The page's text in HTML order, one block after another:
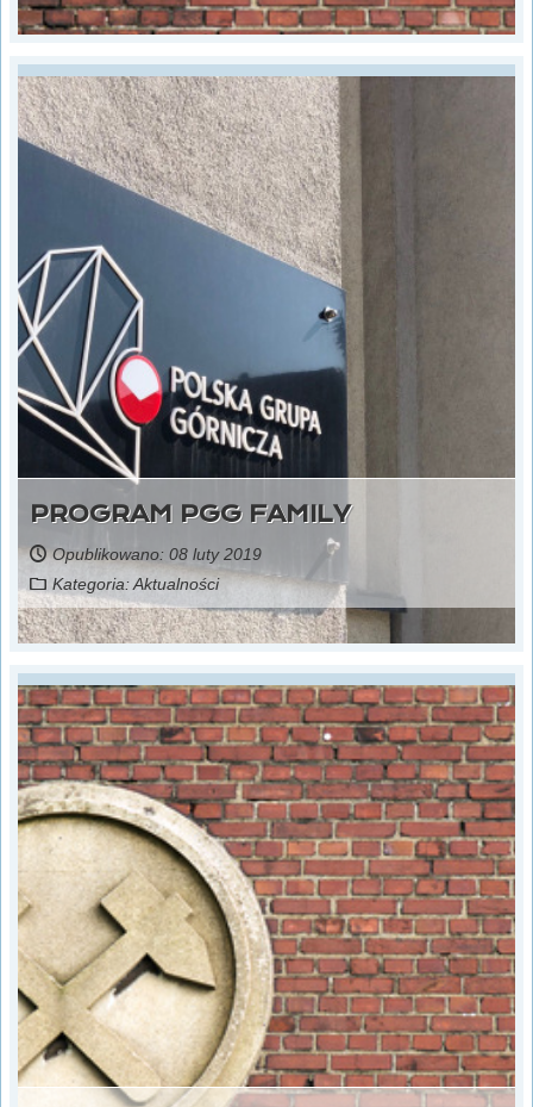
PROGRAM PGG FAMILY
Opublikowano: 08 luty 2019
Kategoria:Aktualności